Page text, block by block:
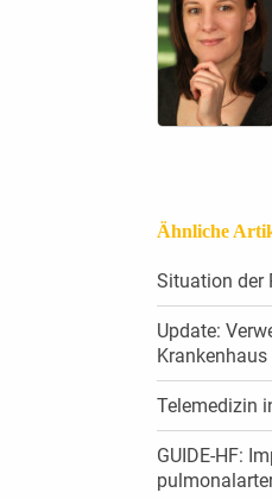
Ähnliche
Situation der
Update:
Krankenhaus
Telemedizin
GUIDE-HF: